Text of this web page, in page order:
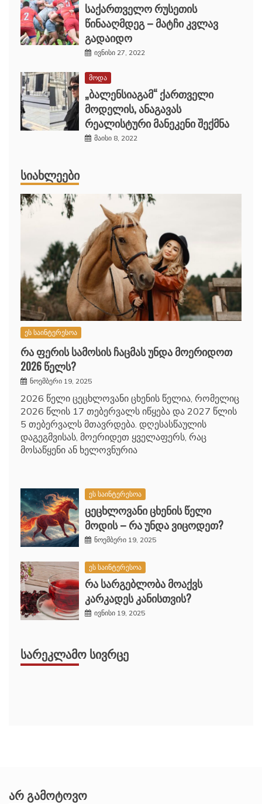
საქართველო რუსეთის
წინააღმდეგ – მატჩი კვლავ
გადაიდო
ივნისი 27, 2022
მოდა
„ბალენსიაგამ“ ქართველი
მოდელის, ანაგავას
რეალისტური მანეკენი შექმნა
მაისი 8, 2022
ᲡᲘᲐᲮᲚᲔᲔᲑᲘ
ეს საინტერესოა
რა ფერის სამოსის ჩაცმას უნდა მოერიდოთ
2026 წელს?
ნოემბერი 19, 2025
2026 წელი ცეცხლოვანი ცხენის წელია, რომელიც
2026 წლის 17 თებერვალს იწყება და 2027 წლის
5 თებერვალს მთავრდება. დღესასწაულის
დაგეგმვისას, მოერიდეთ ყველაფერს, რაც
მოსაწყენი ან ხელოვნურია
ეს საინტერესოა
ცეცხლოვანი ცხენის წელი
მოდის – რა უნდა ვიცოდეთ?
ნოემბერი 19, 2025
ეს საინტერესოა
რა სარგებლობა მოაქვს
კარკადეს კანისთვის?
ივნისი 19, 2025
ᲡᲐᲠᲔᲙᲚᲐᲛᲝ ᲡᲘᲕᲠᲪᲔ
ᲐᲠ ᲒᲐᲛᲝᲢᲝᲕᲝ